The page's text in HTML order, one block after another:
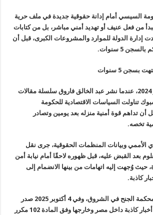
السيسي أمام إدانة حقوقية جديدة في ملف حرية
تبدأ من فعل عنيف أو تهديد أمني مباشر، بل من كتابات
إدارة الدولة للموارد والمشروعات الكبرى، قبل أن
5 سنوات.
بسجن 5 سنوات
تعود القضية إلى أكتوبر 2024، عندما نشر عبد الخالق فاروق سلسلة مقالات
تناولت السياسات الاقتصادية للحكومة
أن تداهم قوة أمنية منزله بعد يومين وتصادر
تخصه.
الأممي وبيانات المنظمات الحقوقية، جرى نقل
بعد القبض عليه، قبل ظهوره لاحقًا أمام نيابة أمن
حيث وُجهت إليه اتهامات من بينها الانضمام إلى
كاذبة.
ثم انتقلت القضية إلى محكمة الجنح في الشروق، وفي 4 أكتوبر 2025 صدر
حكم بإدانته بتهمة نشر أخبار كاذبة داخل مصر وخارجها وفق المادة 102 مكرر